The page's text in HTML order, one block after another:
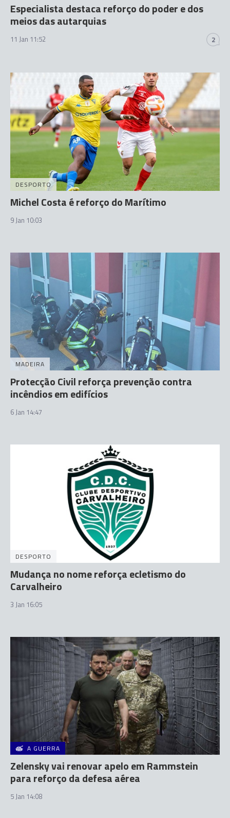
Especialista destaca reforço do poder e dos
meios das autarquias
11 Jan 11:52 2
DESPORTO
Michel Costa é reforço do Marítimo
9 Jan 10:03
MADEIRA
Protecção Civil reforça prevenção contra
incêndios em edifícios
6 Jan 14:47
DESPORTO
Mudança no nome reforça ecletismo do
Carvalheiro
3 Jan 16:05
A GUERRA
Zelensky vai renovar apelo em Rammstein
para reforço da defesa aérea
5 Jan 14:08